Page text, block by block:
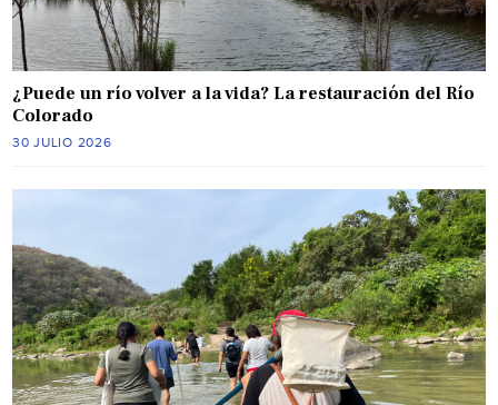
¿Puede un río volver a la vida? La restauración del Río
Colorado
30 JULIO 2026